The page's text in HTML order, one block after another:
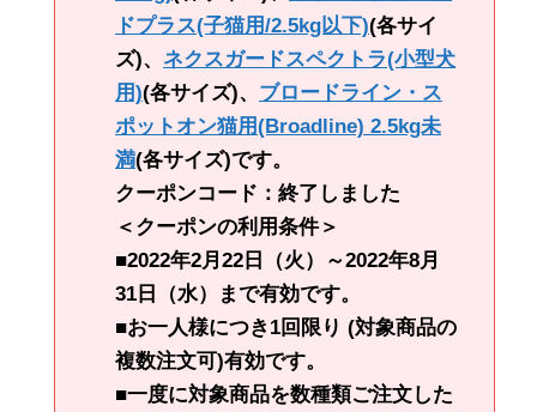
ドプラス(子猫用/2.5kg以下)(各サイ
ズ)、 ネクスガードスペクトラ(小型犬
用)(各サイズ)、 ブロードライン・ス
ポットオン猫用(Broadline) 2.5kg未
満(各サイズ)です。
クーポンコード：終了しました
＜クーポンの利用条件＞
■2022年2月22日（火）～2022年8月
31日（水）まで有効です。
■お一人様につき1回限り (対象商品の
複数注文可)有効です。
■一度に対象商品を数種類ご注文した